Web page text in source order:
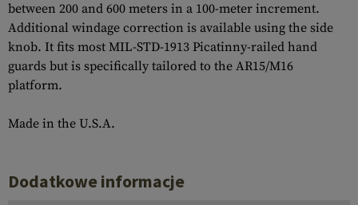
between 200 and 600 meters in a 100-meter increment.
Additional windage correction is available using the side
knob. It fits most MIL-STD-1913 Picatinny-railed hand
guards but is specifically tailored to the AR15/M16
platform.
Made in the U.S.A.
Dodatkowe informacje